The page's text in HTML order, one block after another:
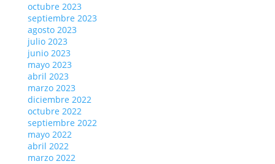
octubre 2023
septiembre 2023
agosto 2023
julio 2023
junio 2023
mayo 2023
abril 2023
marzo 2023
diciembre 2022
octubre 2022
septiembre 2022
mayo 2022
abril 2022
marzo 2022